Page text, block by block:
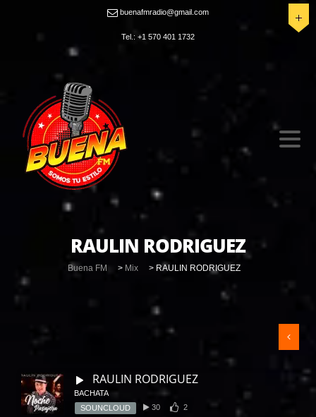
buenafmradio@gmail.com
Tel.: +1 570 401 1732
RAULIN RODRIGUEZ
Buena FM > Mix > RAULIN RODRIGUEZ
RAULIN RODRIGUEZ
BACHATA
30
2
SOUNCLOUD